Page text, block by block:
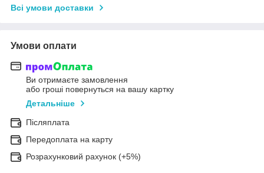
Всі умови доставки
Умови оплати
Ви отримаєте замовлення
або гроші повернуться на вашу картку
Детальніше
Післяплата
Передоплата на карту
Розрахунковий рахунок (+5%)